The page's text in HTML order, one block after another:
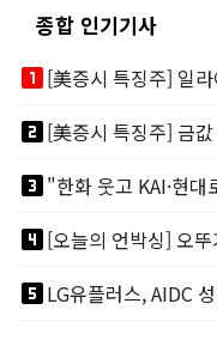
종합 인기기사
looks_one
looks_two
looks_3"한화 웃고 KAI·현
looks_4
looks_5